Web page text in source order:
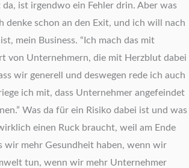
ist irgendwo ein Fehler drin. Aber was
denke schon an den Exit, und ich will nach
mein Business. “Ich mach das mit
von Unternehmern, die mit Herzblut dabei
wir generell und deswegen rede ich auch
ich mit, dass Unternehmer angefeindet
Was da für ein Risiko dabei ist und was
einen Ruck braucht, weil am Ende
wir mehr Gesundheit haben, wenn wir
tun, wenn wir mehr Unternehmer